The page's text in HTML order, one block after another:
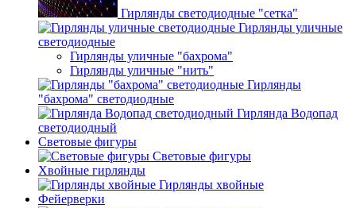
Гирлянды светодиодные "сетка"
Гирлянды уличные
светодиодные
Гирлянды уличные "бахрома"
Гирлянды уличные "нить"
Гирлянды
"бахрома" светодиодные
Гирлянда Водопад
светодиодный
Световые фигуры
Световые фигуры
Хвойные гирлянды
Гирлянды хвойные
Фейерверки